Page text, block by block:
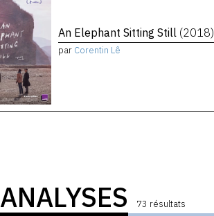
An Elephant Sitting Still (2018)
par Corentin Lê
ANALYSES 73 résultats